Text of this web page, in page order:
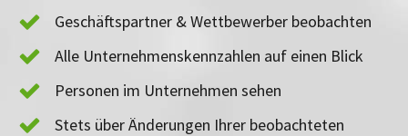
Geschäftspartner & Wettbewerber beobachten
Alle Unternehmenskennzahlen auf einen Blick
Personen im Unternehmen sehen
Stets über Änderungen Ihrer beobachteten